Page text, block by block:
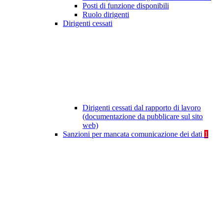
Posti di funzione disponibili
Ruolo dirigenti
Dirigenti cessati
Dirigenti cessati dal rapporto di lavoro
(documentazione da pubblicare sul sito
web)
Sanzioni per mancata comunicazione dei dati 1